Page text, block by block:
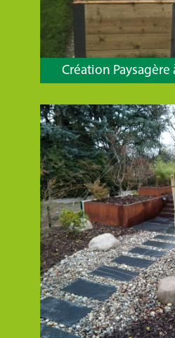
Création